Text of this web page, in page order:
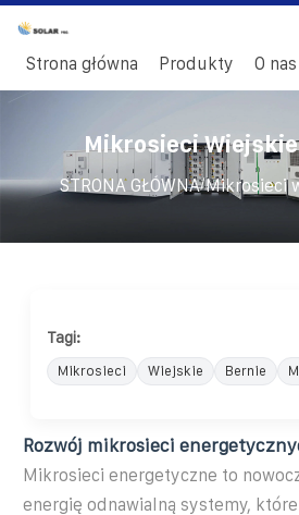
Strona główna Produkty O nas
Mikrosieci
STRONA GŁÓWNA/Mikrosieci
Tagi:
Mikrosieci Wiejskie Bernie
Rozwój mikrosieci
Mikrosieci energetyczne to
energię odnawialną systemy,